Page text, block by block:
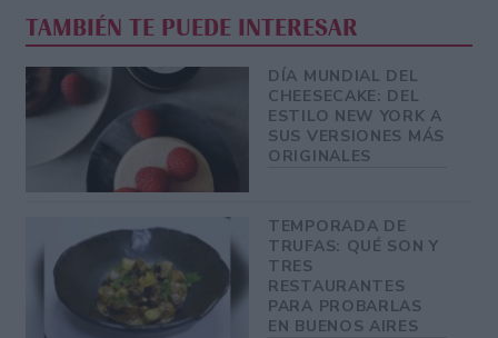
TAMBIÉN TE PUEDE INTERESAR
DÍA MUNDIAL DEL
CHEESECAKE: DEL
ESTILO NEW YORK A
SUS VERSIONES MÁS
ORIGINALES
TEMPORADA DE
TRUFAS: QUÉ SON Y
TRES
RESTAURANTES
PARA PROBARLAS
EN BUENOS AIRES